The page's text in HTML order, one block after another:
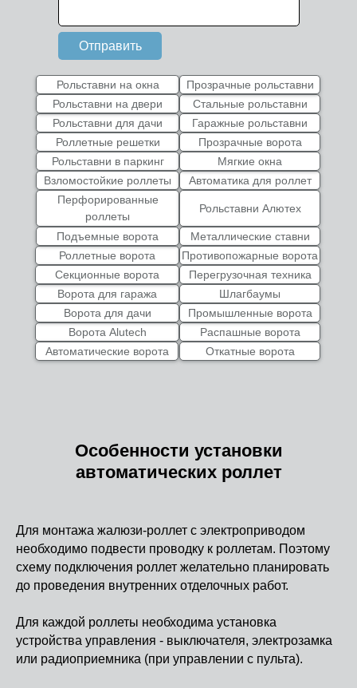
Отправить
Рольставни на окна
Рольставни для дачи
Рольставни на двери
Роллетные решетки
Рольставни в паркинг
Взломостойкие роллеты
Перфорированные
роллеты
Автоматика для роллет
Рольставни Алютех
Ворота Alutech
Автоматические ворота
Распашные ворота
Откатные ворота
Роллетные ворота
Подъемные ворота Металлические ставни
Стальные рольставни
Гаражные рольставни
Прозрачные ворота
Мягкие окна
Прозрачные рольставни
Ворота для гаража
Секционные ворота
Ворота для дачи
Противопожарные ворота
Перегрузочная техника
Шлагбаумы
Промышленные ворота
Особенности установки
автоматических роллет
Для монтажа жалюзи-роллет с электроприводом
необходимо подвести проводку к роллетам. Поэтому
схему подключения роллет желательно планировать
до проведения внутренних отделочных работ.
Для каждой роллеты необходима установка
устройства управления - выключателя, электрозамка
или радиоприемника (при управлении с пульта).